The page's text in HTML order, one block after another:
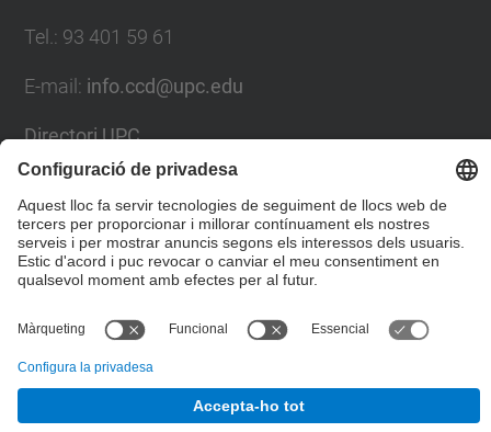
Tel. : 93 401 59 61
E-mail: info.ccd@upc.edu
Directori UPC
Formulari de contacte
UPC. Gabinet d'Innovació i Comunitat
Desenvolupat amb